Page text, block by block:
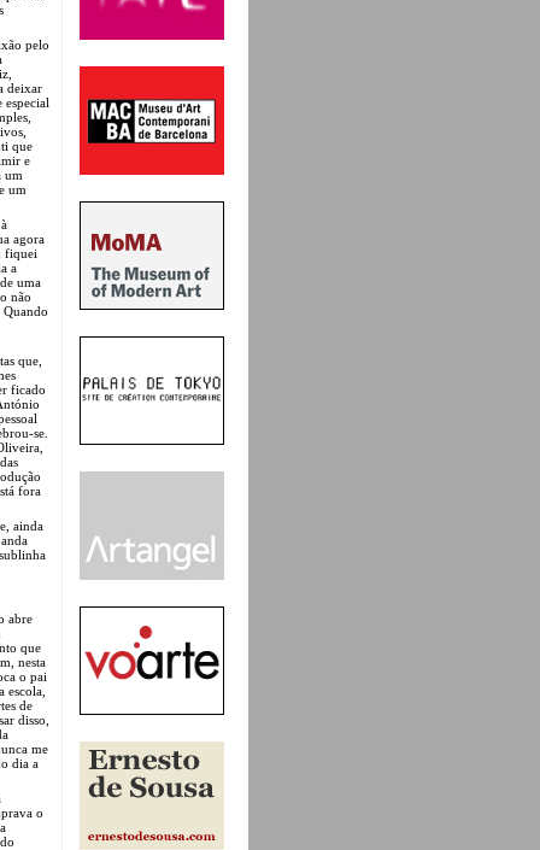
pelo
deixar
especial
que
e
um
um
agora
fiquei
a
uma
não
Quando
que,
ficado
se.
fora
ainda
abre
que
nesta
o pai
escola,
de
disso,
me
dia a
o